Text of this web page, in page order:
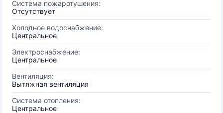
Система пожаротушения:
Отсутствует
Холодное водоснабжение:
Центральное
Электроснабжение:
Центральное
Вентиляция:
Вытяжная вентиляция
Система отопления:
Центральное